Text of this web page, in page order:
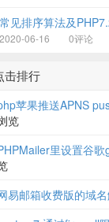
="{$value.id}"
常见排序算法及
2020-06-16 0评论
击排行
苹果推送APNS
览
里设置谷
易邮箱收费版的域